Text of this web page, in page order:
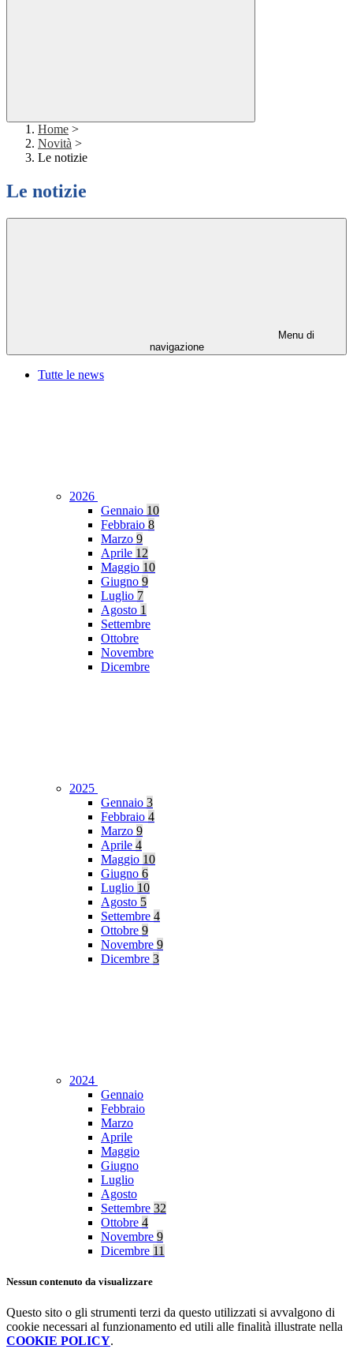
Home >
Novità >
Le notizie
Le notizie
Menu di
navigazione
Tutte le news
2026
Gennaio 10
Febbraio 8
Marzo 9
Aprile 12
Maggio 10
Giugno 9
Luglio 7
Agosto 1
Settembre
Ottobre
Novembre
Dicembre
2025
Gennaio 3
Febbraio 4
Marzo 9
Aprile 4
Maggio 10
Giugno 6
Luglio 10
Agosto 5
Settembre 4
Ottobre 9
Novembre 9
Dicembre 3
2024
Gennaio
Febbraio
Marzo
Aprile
Maggio
Giugno
Luglio
Agosto
Settembre 32
Ottobre 4
Novembre 9
Dicembre 11
Nessun contenuto da visualizzare
Questo sito o gli strumenti terzi da questo utilizzati si avvalgono di
cookie necessari al funzionamento ed utili alle finalità illustrate nella
COOKIE POLICY.